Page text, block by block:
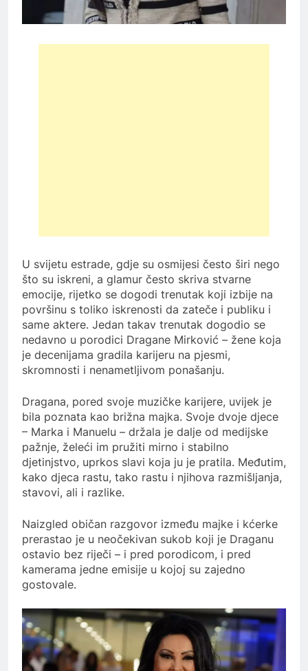
U svijetu estrade, gdje su osmijesi često širi nego
što su iskreni, a glamur često skriva stvarne
emocije, rijetko se dogodi trenutak koji izbije na
površinu s toliko iskrenosti da zateče i publiku i
same aktere. Jedan takav trenutak dogodio se
nedavno u porodici Dragane Mirković – žene koja
je decenijama gradila karijeru na pjesmi,
skromnosti i nenametljivom ponašanju.
Dragana, pored svoje muzičke karijere, uvijek je
bila poznata kao brižna majka. Svoje dvoje djece
– Marka i Manuelu – držala je dalje od medijske
pažnje, želeći im pružiti mirno i stabilno
djetinjstvo, uprkos slavi koja ju je pratila. Međutim,
kako djeca rastu, tako rastu i njihova razmišljanja,
stavovi, ali i razlike.
Naizgled običan razgovor između majke i kćerke
prerastao je u neočekivan sukob koji je Draganu
ostavio bez riječi – i pred porodicom, i pred
kamerama jedne emisije u kojoj su zajedno
gostovale.